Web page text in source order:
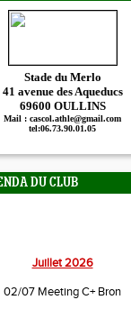
Stade du Merlo
41 avenue des Aqueducs
69600 OULLINS
Mail : cascol.athle@gmail.com
tel:06.73.90.01.05
DU CLUB
Juillet 2026
02/07 Meeting C+ Bron